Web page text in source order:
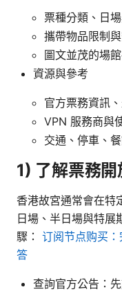
票種分類、日
攜帶物品限制
圖文並茂的場
資源與參考
官方票務資訊
VPN 服務商與
交通、停車、
1) 了解票務開
香港故宮通常會在特
日場、半日場與特展
驟： 订阅节点购买
答
查詢官方公告：